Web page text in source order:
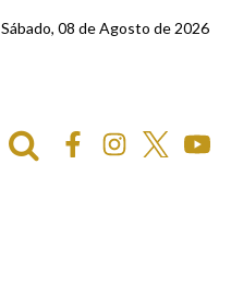
Sábado, 08 de Agosto de 2026